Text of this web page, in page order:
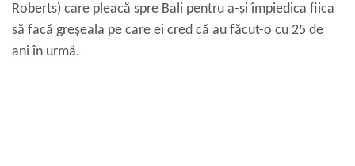
Roberts) care pleacă spre Bali pentru a-și împiedica fiica
să facă greșeala pe care ei cred că au făcut-o cu 25 de
ani în urmă.